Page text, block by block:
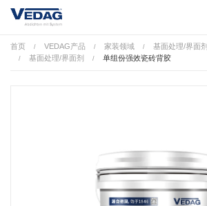
首页 / VEDAG产品 / 家装领域 / 基面处理/界面剂
/ 基面处理/界面剂 / 单组份强效瓷砖背胶